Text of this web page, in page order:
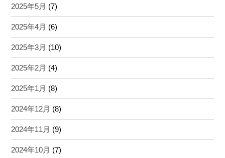
2025年5月 (7)
2025年4月 (6)
2025年3月 (10)
2025年2月 (4)
2025年1月 (8)
2024年12月 (8)
2024年11月 (9)
2024年10月 (7)